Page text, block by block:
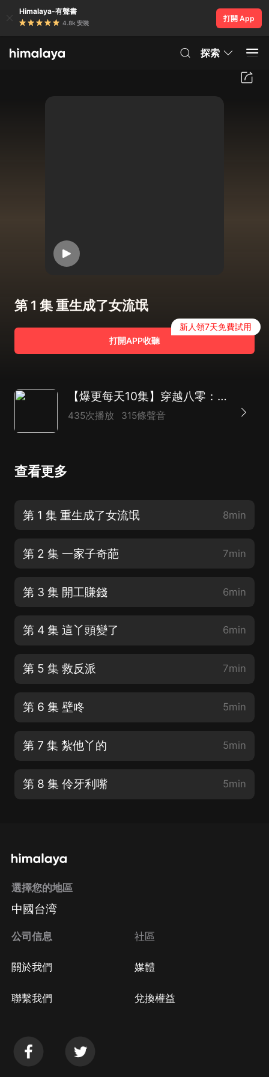
Himalaya-有聲書
4.8k 安裝
打開 App
探索
第 1 集 重生成了女流氓
打開APP收聽
新人領7天免費試用
【爆更每天10集】穿越八零：女流氓不好惹 |年代|女強 |致富|甜寵
435次播放 315條聲音
查看更多
第 1 集 重生成了女流氓 8min
第 2 集 一家子奇葩 7min
第 3 集 開工賺錢 6min
第 4 集 這丫頭變了 6min
第 5 集 救反派 7min
第 6 集 壁咚 5min
第 7 集 紮他丫的 5min
第 8 集 伶牙利嘴 5min
選擇您的地區
中國台湾
公司信息
關於我們
聯繫我們
社區
媒體
兌換權益